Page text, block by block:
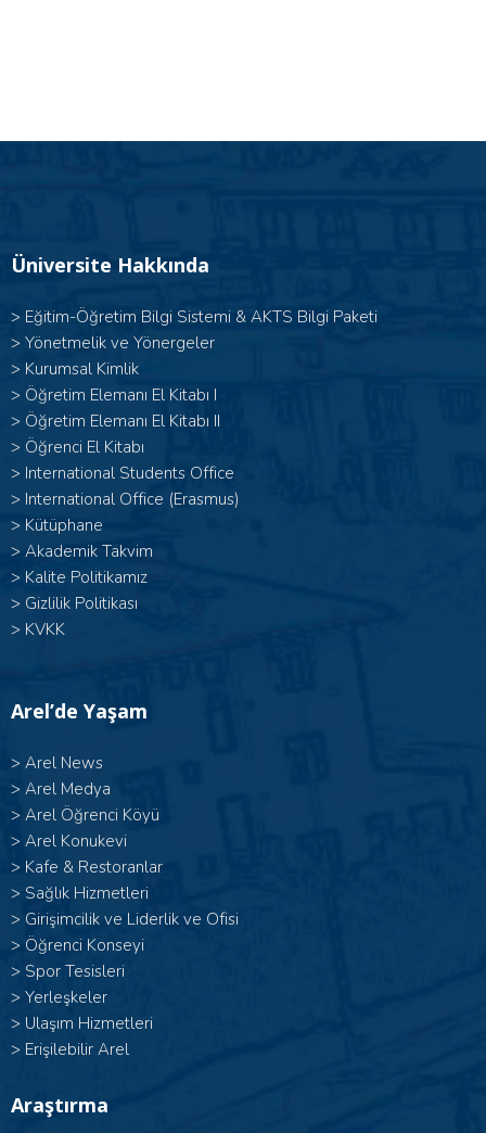
Üniversite Hakkında
> Eğitim-Öğretim Bilgi Sistemi & AKTS Bilgi Paketi
> Yönetmelik ve Yönergeler
> Kurumsal Kimlik
> Öğretim Elemanı El Kitabı I
> Öğretim Elemanı El Kitabı II
> Öğrenci El Kitabı
> International Students Office
> International Office (Erasmus)
> Kütüphane
> Akademik Takvim
> Kalite Politikamız
> Gizlilik Politikası
> KVKK
Arel’de Yaşam
> Arel News
> Arel Medya
> Arel Öğrenci Köyü
> Arel Konukevi
> Kafe & Restoranlar
> Sağlık Hizmetleri
> Girişimcilik ve Liderlik ve Ofisi
> Öğrenci Konseyi
> Spor Tesisleri
> Yerleşkeler
> Ulaşım Hizmetleri
> Erişilebilir Arel
Araştırma